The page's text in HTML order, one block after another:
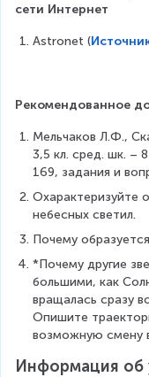
сети Интернет
Astronet (
Рекомендованное
Мельчаков Л.Ф.,
3,5 кл. сред. шк. –
169, задания и
Охарактеризуйте
небесных светил.
Почему
*Почему другие
большими, как
вращалась сразу
Опишите
возможную смену
Информация об